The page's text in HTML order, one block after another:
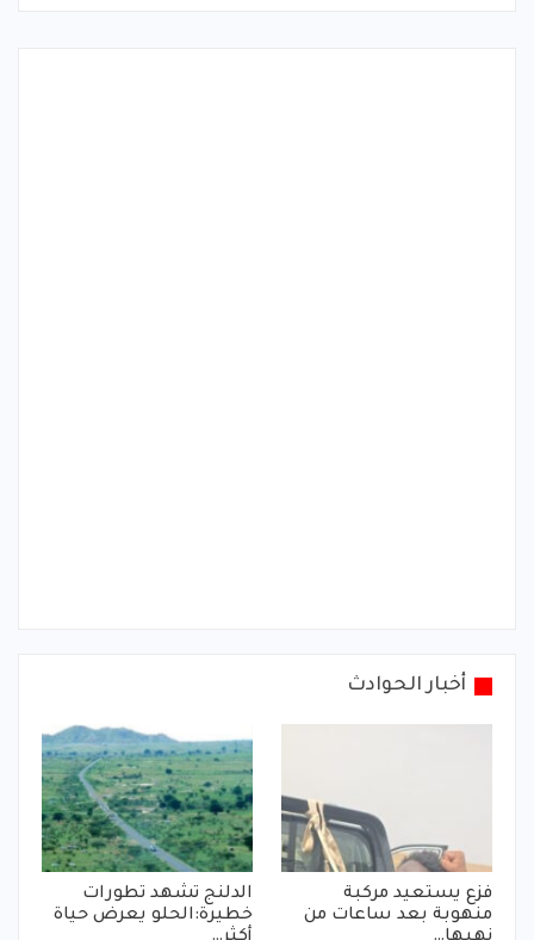
أخبار الحوادث
فزع يستعيد مركبة
منهوبة بعد ساعات من
الدلنج تشهد تطورات
خطيرة:الحلو يعرض حياة